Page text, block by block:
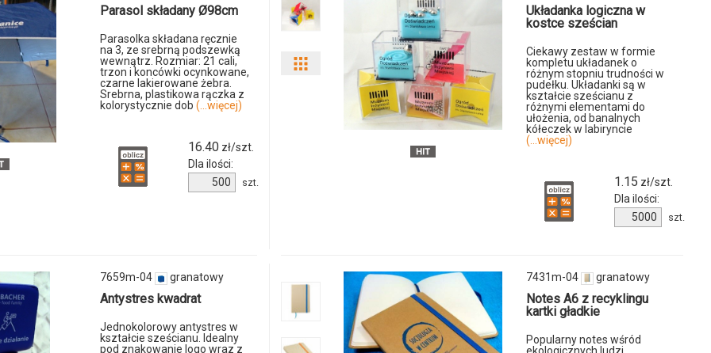
i
produktu
Parasol składany Ø98cm
Parasolka składana ręcznie
na 3, ze srebrną podszewką
wewnątrz. Rozmiar: 21 cali,
trzon i koncówki ocynkowane,
czarne lakierowane żebra.
Srebrna, plastikowa rączka z
kolorystycznie dob (...więcej)
16.40 zł/szt.
Dla ilości:
produktu
szt.
Układanka logiczna w
kostce sześcian
Ciekawy zestaw w formie
kompletu układanek o
różnym stopniu trudności w
pudełku. Układanki są w
kształcie sześcianu z
różnymi elementami do
ułożenia, od banalnych
kółeczek w labiryncie
(...więcej)
1.15 zł/szt.
Dla ilości:
Ilość
produktu
szt.
7659m-04 granatowy
Antystres kwadrat
Jednokolorowy antystres w
kształcie sześcianu. Idealny
pod znakowanie logo wraz z
7431m-04 granatowy
Notes A6 z recyklingu
kartki gładkie
Popularny notes wśród
ekologicznych ludzi